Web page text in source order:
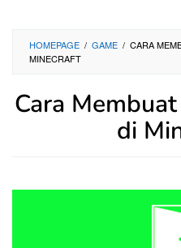
HOMEPAGE / GAME / CARA
MINECRAFT
Cara
di